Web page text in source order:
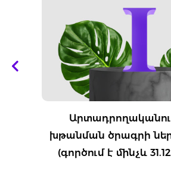
խթանման ծրագրի
(գործում է մինչև